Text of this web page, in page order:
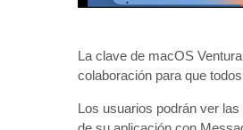
La clave de macOS
colaboración para que
Los usuarios podrán ver